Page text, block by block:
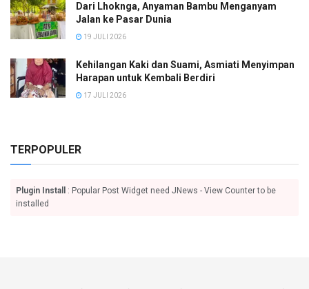
Dari Lhoknga, Anyaman Bambu Menganyam
Jalan ke Pasar Dunia
19 JULI 2026
Kehilangan Kaki dan Suami, Asmiati Menyimpan
Harapan untuk Kembali Berdiri
17 JULI 2026
TERPOPULER
Plugin Install
: Popular Post Widget need JNews - View Counter to be
installed